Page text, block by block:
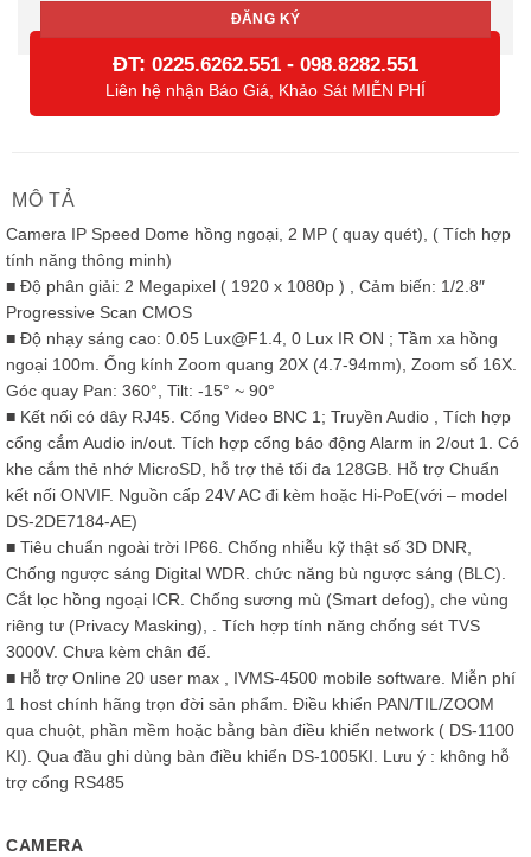
ĐT: 0225.6262.551 - 098.8282.551
Liên hệ nhận Báo Giá, Khảo Sát MIỄN PHÍ
MÔ TẢ
Camera IP Speed Dome hồng ngoại, 2 MP ( quay quét), ( Tích hợp
tính năng thông minh)
■ Độ phân giải: 2 Megapixel ( 1920 x 1080p ) , Cảm biến: 1/2.8″
Progressive Scan CMOS
■ Độ nhạy sáng cao: 0.05 Lux@F1.4, 0 Lux IR ON ; Tầm xa hồng
ngoại 100m. Ống kính Zoom quang 20X (4.7-94mm), Zoom số 16X.
Góc quay Pan: 360°, Tilt: -15° ~ 90°
■ Kết nối có dây RJ45. Cổng Video BNC 1; Truyền Audio , Tích hợp
cổng cắm Audio in/out. Tích hợp cổng báo động Alarm in 2/out 1. Có
khe cắm thẻ nhớ MicroSD, hỗ trợ thẻ tối đa 128GB. Hỗ trợ Chuẩn
kết nối ONVIF. Nguồn cấp 24V AC đi kèm hoặc Hi-PoE(với – model
DS-2DE7184-AE)
■ Tiêu chuẩn ngoài trời IP66. Chống nhiễu kỹ thật số 3D DNR,
Chống ngược sáng Digital WDR. chức năng bù ngược sáng (BLC).
Cắt lọc hồng ngoại ICR. Chống sương mù (Smart defog), che vùng
riêng tư (Privacy Masking), . Tích hợp tính năng chống sét TVS
3000V. Chưa kèm chân đế.
■ Hỗ trợ Online 20 user max , IVMS-4500 mobile software. Miễn phí
1 host chính hãng trọn đời sản phẩm. Điều khiển PAN/TIL/ZOOM
qua chuột, phần mềm hoặc bằng bàn điều khiển network ( DS-1100
KI). Qua đầu ghi dùng bàn điều khiển DS-1005KI. Lưu ý : không hỗ
trợ cổng RS485
CAMERA